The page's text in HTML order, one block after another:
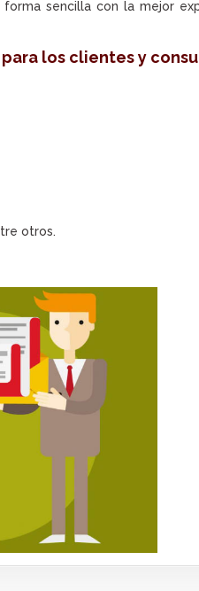
sencilla con la mejor
los clientes y
otros.